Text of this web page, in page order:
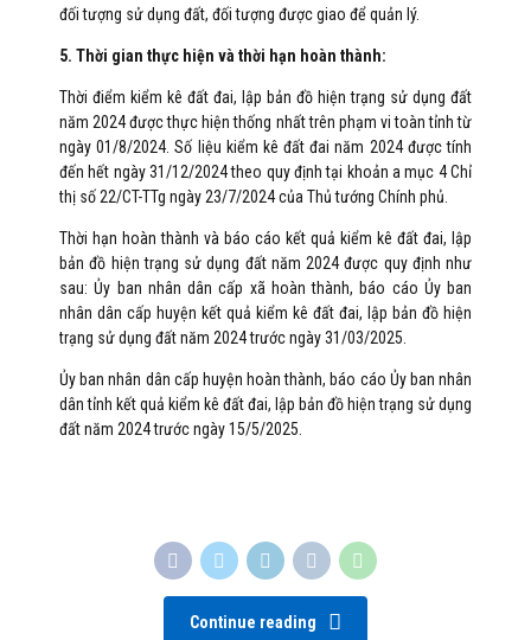
đối tượng sử dụng đất, đối tượng được giao để quản lý.
5. Thời gian thực hiện và thời hạn hoàn thành:
Thời điểm kiểm kê đất đai, lập bản đồ hiện trạng sử dụng đất
năm 2024 được thực hiện thống nhất trên phạm vi toàn tỉnh từ
ngày 01/8/2024. Số liệu kiểm kê đất đai năm 2024 được tính
đến hết ngày 31/12/2024 theo quy định tại khoản a mục 4 Chỉ
thị số 22/CT-TTg ngày 23/7/2024 của Thủ tướng Chính phủ.
Thời hạn hoàn thành và báo cáo kết quả kiểm kê đất đai, lập
bản đồ hiện trạng sử dụng đất năm 2024 được quy định như
sau: Ủy ban nhân dân cấp xã hoàn thành, báo cáo Ủy ban
nhân dân cấp huyện kết quả kiểm kê đất đai, lập bản đồ hiện
trạng sử dụng đất năm 2024 trước ngày 31/03/2025.
Ủy ban nhân dân cấp huyện hoàn thành, báo cáo Ủy ban nhân
dân tỉnh kết quả kiểm kê đất đai, lập bản đồ hiện trạng sử dụng
đất năm 2024 trước ngày 15/5/2025.
Continue reading